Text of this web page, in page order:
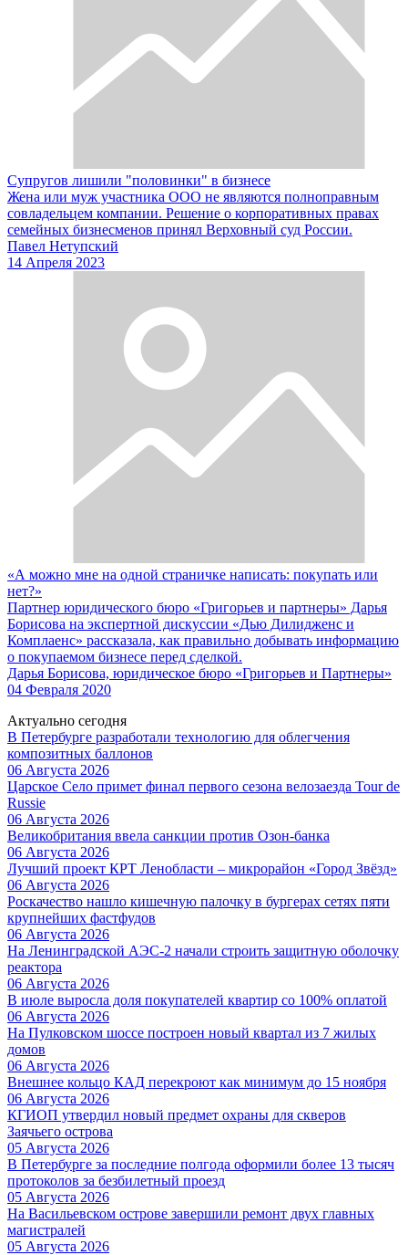
Супругов лишили "половинки" в бизнесе
Жена или муж участника ООО не являются полноправным
совладельцем компании. Решение о корпоративных правах
семейных бизнесменов принял Верховный суд России.
Павел Нетупский
14 Апреля 2023
«А можно мне на одной страничке написать: покупать или
нет?»
Партнер юридического бюро «Григорьев и партнеры» Дарья
Борисова на экспертной дискуссии «Дью Дилидженс и
Комплаенс» рассказала, как правильно добывать информацию
о покупаемом бизнесе перед сделкой.
Дарья Борисова, юридическое бюро «Григорьев и Партнеры»
04 Февраля 2020
Актуально сегодня
В Петербурге разработали технологию для облегчения
композитных баллонов
06 Августа 2026
Царское Село примет финал первого сезона велозаезда Tour de
Russie
06 Августа 2026
Великобритания ввела санкции против Озон-банка
06 Августа 2026
Лучший проект КРТ Ленобласти – микрорайон «Город Звёзд»
06 Августа 2026
Роскачество нашло кишечную палочку в бургерах сетях пяти
крупнейших фастфудов
06 Августа 2026
На Ленинградской АЭС-2 начали строить защитную оболочку
реактора
06 Августа 2026
В июле выросла доля покупателей квартир со 100% оплатой
06 Августа 2026
На Пулковском шоссе построен новый квартал из 7 жилых
домов
06 Августа 2026
Внешнее кольцо КАД перекроют как минимум до 15 ноября
06 Августа 2026
КГИОП утвердил новый предмет охраны для скверов
Заячьего острова
05 Августа 2026
В Петербурге за последние полгода оформили более 13 тысяч
протоколов за безбилетный проезд
05 Августа 2026
На Васильевском острове завершили ремонт двух главных
магистралей
05 Августа 2026